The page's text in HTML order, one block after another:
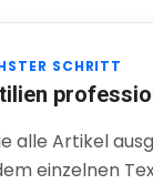
SCHRITT
alle Artikel
einzelnen